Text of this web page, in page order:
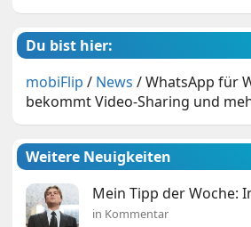
Du bist hier:
mobiFlip / News /WhatsApp für
bekommt Video-Sharing und
Weitere Neuigkeiten
Mein Tipp der Woche:
in Kommentar